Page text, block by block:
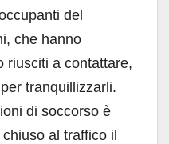
del
che hanno
riusciti a contattare,
tranquillizzarli.
di soccorso è
al traffico il